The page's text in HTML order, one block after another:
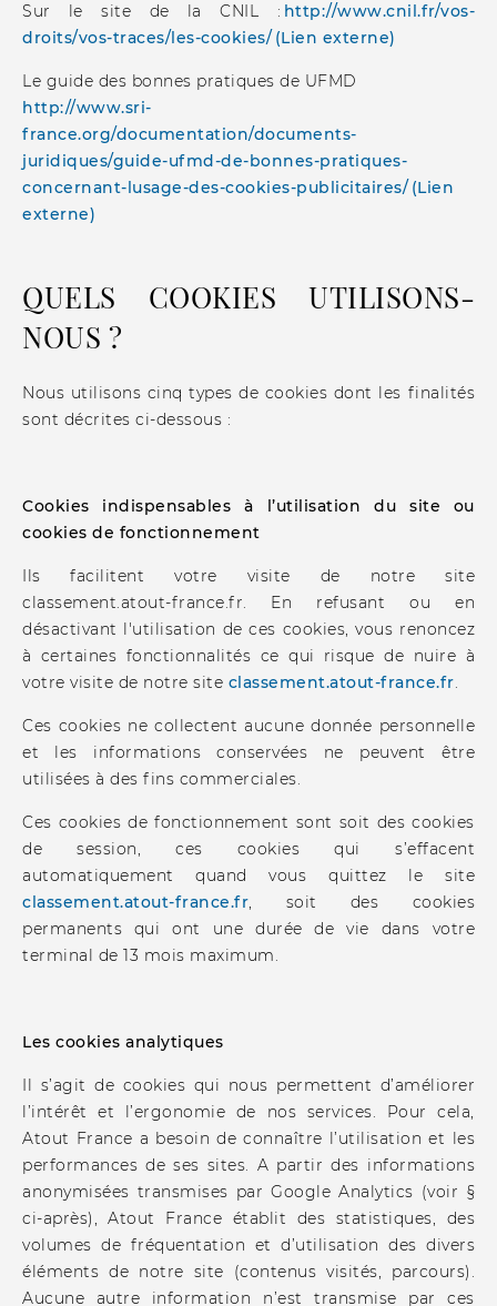
Sur le site de la CNIL : http://www.cnil.fr/vos-
droits/vos-traces/les-cookies/ (Lien externe)
Le guide des bonnes pratiques de UFMD
http://www.sri-
france.org/documentation/documents-
juridiques/guide-ufmd-de-bonnes-pratiques-
concernant-lusage-des-cookies-publicitaires/ (Lien
externe)
QUELS COOKIES UTILISONS-
NOUS ?
Nous utilisons cinq types de cookies dont les finalités
sont décrites ci-dessous :
Cookies indispensables à l’utilisation du site ou
cookies de fonctionnement
Ils facilitent votre visite de notre site
classement.atout-france.fr. En refusant ou en
désactivant l'utilisation de ces cookies, vous renoncez
à certaines fonctionnalités ce qui risque de nuire à
votre visite de notre site classement.atout-france.fr.
Ces cookies ne collectent aucune donnée personnelle
et les informations conservées ne peuvent être
utilisées à des fins commerciales.
Ces cookies de fonctionnement sont soit des cookies
de session, ces cookies qui s’effacent
automatiquement quand vous quittez le site
classement.atout-france.fr, soit des cookies
permanents qui ont une durée de vie dans votre
terminal de 13 mois maximum.
Les cookies analytiques
Il s’agit de cookies qui nous permettent d’améliorer
l’intérêt et l’ergonomie de nos services. Pour cela,
Atout France a besoin de connaître l’utilisation et les
performances de ses sites. A partir des informations
anonymisées transmises par Google Analytics (voir §
ci-après), Atout France établit des statistiques, des
volumes de fréquentation et d’utilisation des divers
éléments de notre site (contenus visités, parcours).
Aucune autre information n’est transmise par ces